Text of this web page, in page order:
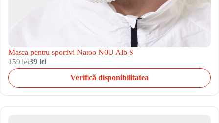
Masca pentru sportivi Naroo N0U Alb S
159 lei39 lei
Verifică disponibilitatea